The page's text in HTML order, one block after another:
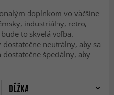
doplnkom vo väčšine
industriálny, retro,
to skvelá voľba.
neutrálny, aby sa
špeciálny, aby
DĹŽKA